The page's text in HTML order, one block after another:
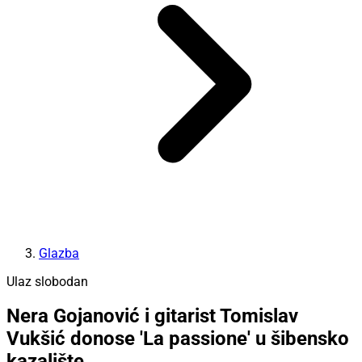
Glazba
Ulaz slobodan
Nera Gojanović i gitarist Tomislav
Vukšić donose 'La passione' u šibensko